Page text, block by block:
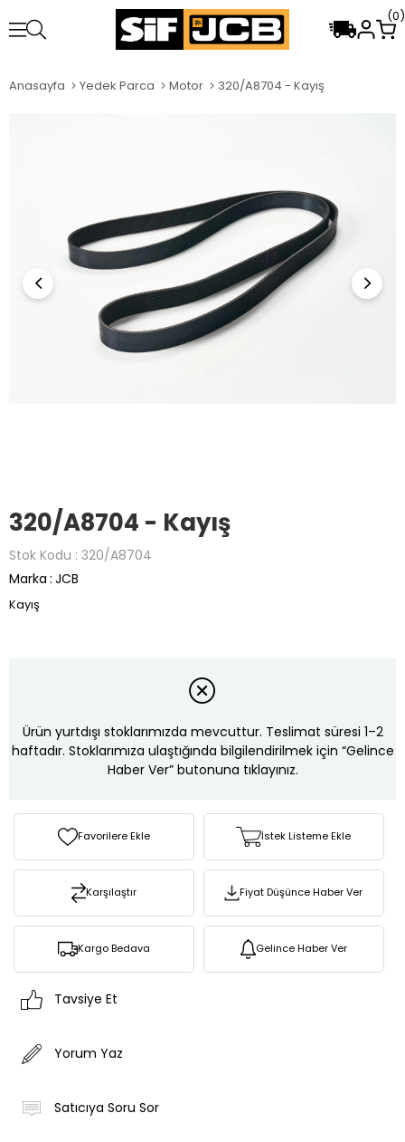
0
Anasayfa Yedek Parca Motor 320/A8704 - Kayış
320/A8704 - Kayış
Stok Kodu 320/A8704
Marka : JCB
Kayış
Ürün yurtdışı stoklarımızda mevcuttur. Teslimat süresi 1–2
haftadır. Stoklarımıza ulaştığında bilgilendirilmek için “Gelince
Haber Ver” butonuna tıklayınız.
Favorilere Ekle İstek Listeme Ekle
Karşılaştır Fiyat Düşünce Haber Ver
Kargo Bedava Gelince Haber Ver
Tavsiye Et
Yorum Yaz
Satıcıya Soru Sor